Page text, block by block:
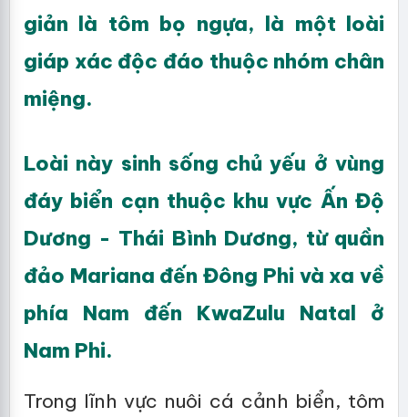
giản là tôm bọ ngựa, là một loài
giáp xác độc đáo thuộc nhóm chân
miệng.
Loài này sinh sống chủ yếu ở vùng
đáy biển cạn thuộc khu vực Ấn Độ
Dương - Thái Bình Dương, từ quần
đảo Mariana đến Đông Phi và xa về
phía Nam đến KwaZulu Natal ở
Nam Phi.
Trong lĩnh vực nuôi cá cảnh biển, tôm